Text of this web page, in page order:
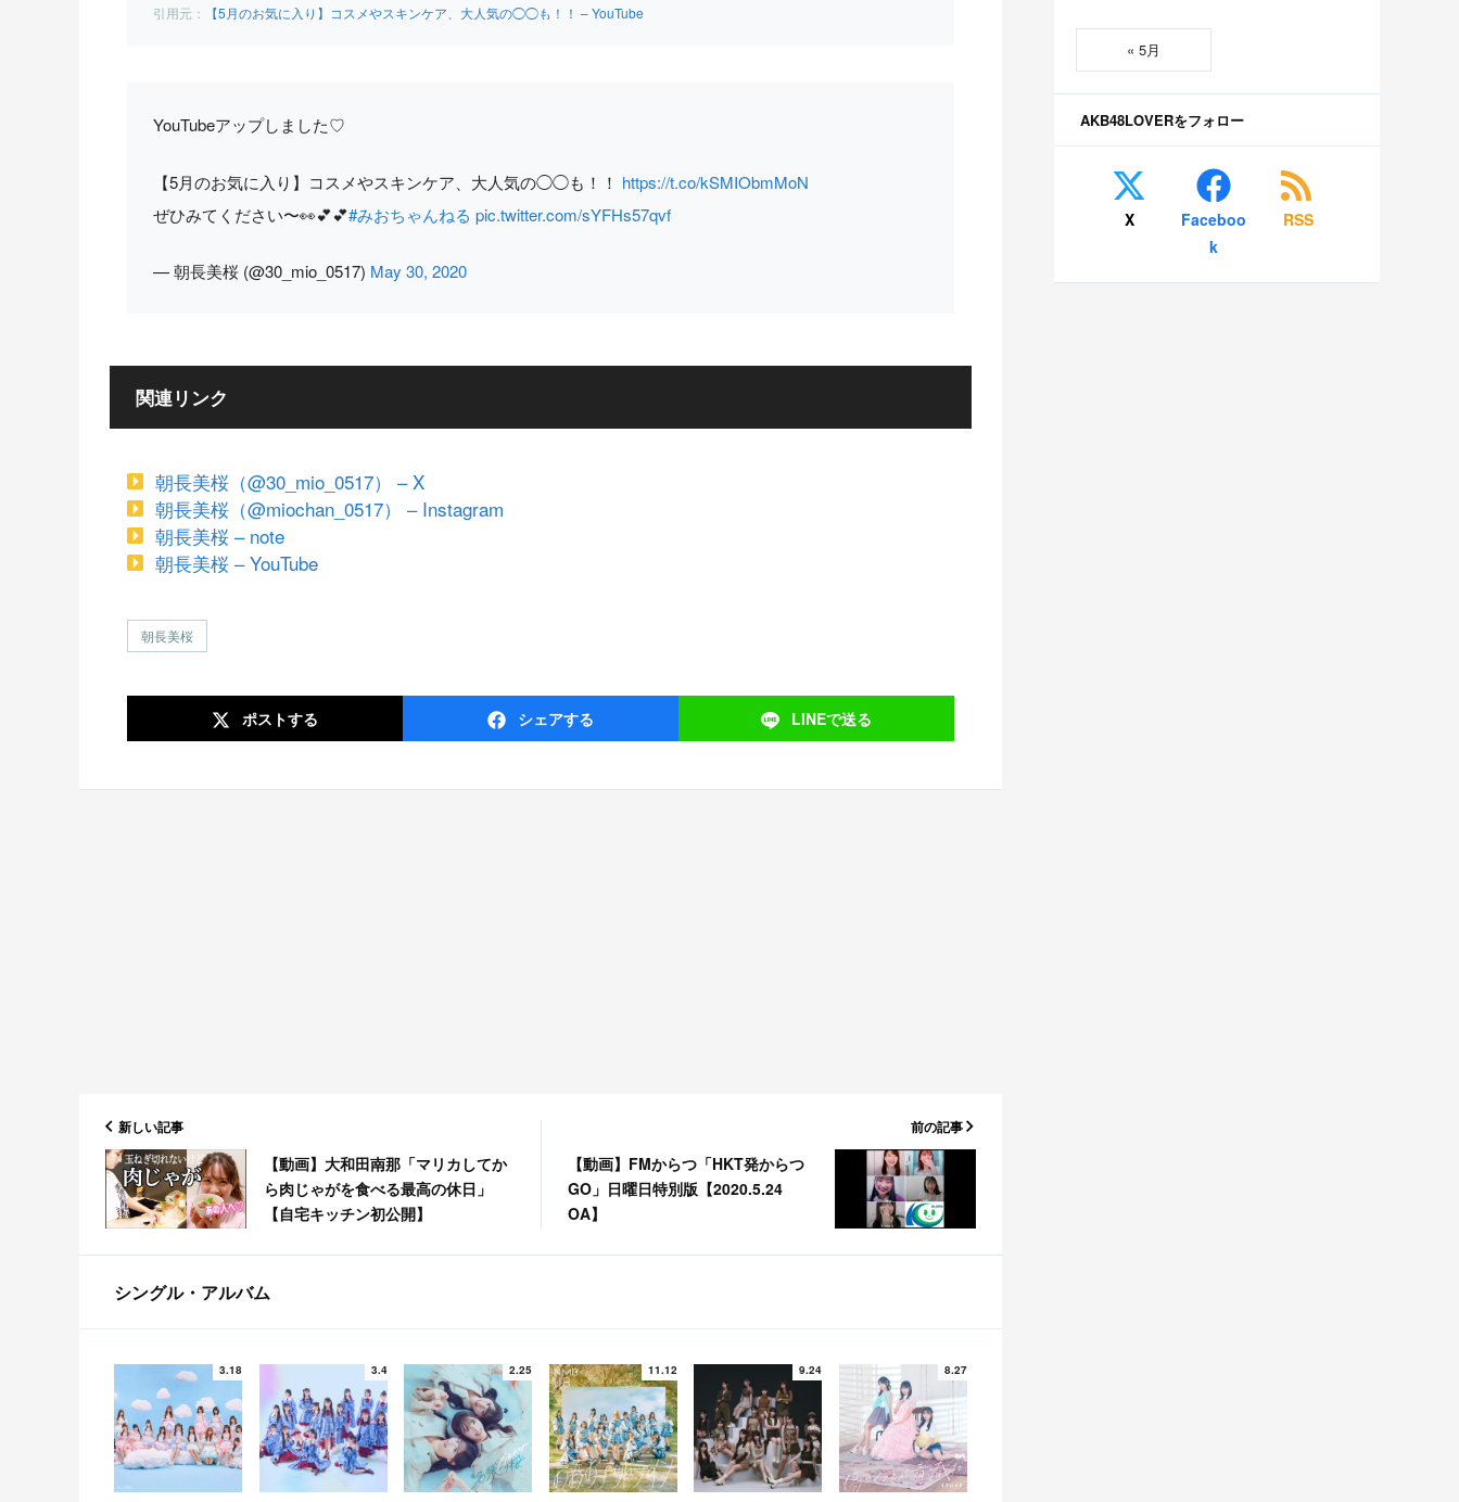
【5月のお気に入り】コスメやスキンケア、大人気の◯◯も！！ – YouTube
YouTubeアップしました♡
【5月のお気に入り】コスメやスキンケア、大人気の◯◯も！！ https://t.co/kSMIObmMoN
ぜひみてください〜👀💕💕#みおちゃんねる pic.twitter.com/sYFHs57qvf
— 朝長美桜 (@30_mio_0517) May 30, 2020
関連リンク
朝長美桜（@30_mio_0517） – X
朝長美桜（@miochan_0517） – Instagram
朝長美桜 – note
朝長美桜 – YouTube
朝長美桜
ポストする シェアする LINEで送る
新しい記事
【動画】大和田南那「マリカしてか
ら肉じゃがを食べる最高の休日」
【自宅キッチン初公開】
前の記事
【動画】FMからつ「HKT発からつ
GO」日曜日特別版【2020.5.24
OA】
シングル・アルバム
3.18 3.4 2.25 11.12 9.24 8.27
« 5月
AKB48LOVERをフォロー
X
Faceboo
k
RSS